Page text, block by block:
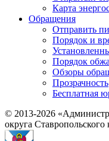
Карта
Обращения
Отправить
Порядок и
Порядок
Обзоры
Прозрачность
Бесплатная
© 2013-2026
округа Ставропольского